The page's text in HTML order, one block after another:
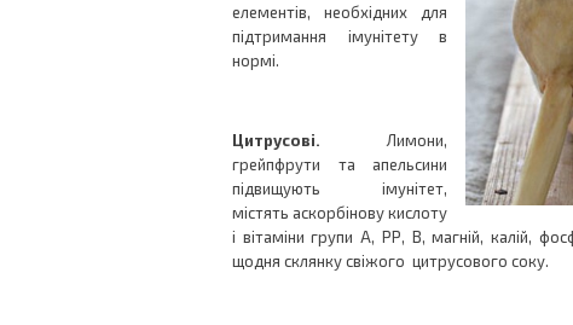
елементів, необхідних для
підтримання імунітету в
нормі.
Цитрусові. Лимони,
грейпфрути та апельсини
підвищують імунітет,
містять аскорбінову кислоту
і вітаміни групи А, РР, В, магній, калій,
щодня склянку свіжого цитрусового соку.